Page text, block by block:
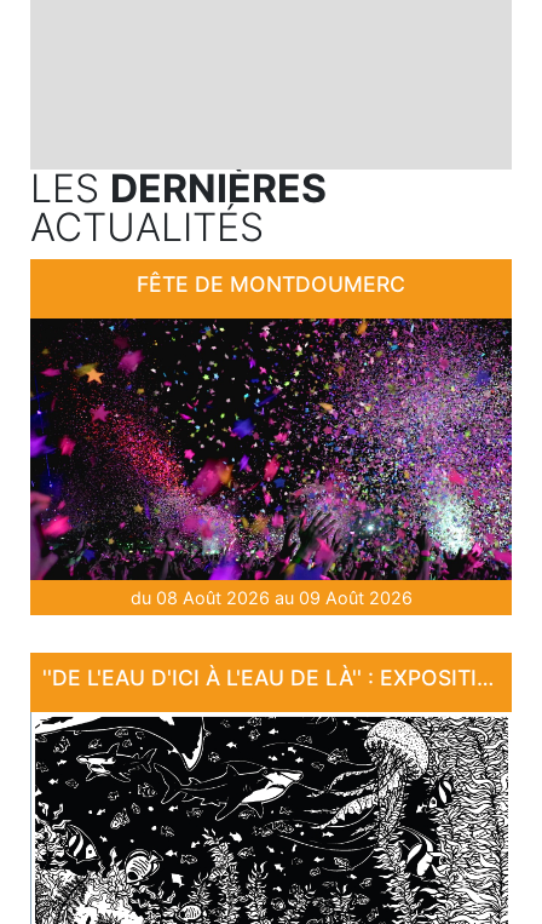
LES DERNIÈRES
ACTUALITÉS
FÊTE DE MONTDOUMERC
du 08 Août 2026 au 09 Août 2026
''DE L'EAU D'ICI À L'EAU DE LÀ'' : EXPOSITION "SANCTUAIRE"